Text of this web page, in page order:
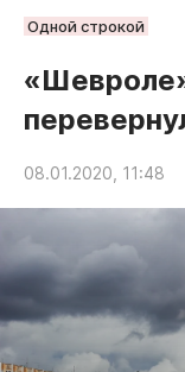
РУБРИКИ
Новости
Статьи
Народные
Авто и
Криминал
Культура
Одной строкой
08.01.2020, 11:48